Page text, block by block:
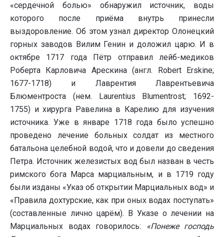
«сердечной болью» обнаружил источник, воды
которого после приёма внутрь принесли
выздоровление. Об этом узнал директор Олонецкий
горных заводов Вилим Генин и доложил царю. И в
октябре 1717 года Пётр отправил лейб-медиков
Роберта Карловича Арескина (англ. Robert Erskine;
1677-1718) и Лаврентия Лаврентьевича
Блюментроста (нем. Laurentius Blumentrost; 1692-
1755) и хирурга Равелина в Карелию для изучения
источника. Уже в январе 1718 года было успешно
проведено лечение больных солдат из местного
батальона целебной водой, что и довели до сведения
Петра. Источник железистых вод был назван в честь
римского бога Марса марциальным, и в 1719 году
были изданы «Указ об открытии Марциальных вод» и
«Правила дохтурские, как при оных водах поступать»
(составленные лично царём). В Указе о лечении на
Марциальных водах говорилось:
«Понеже господь